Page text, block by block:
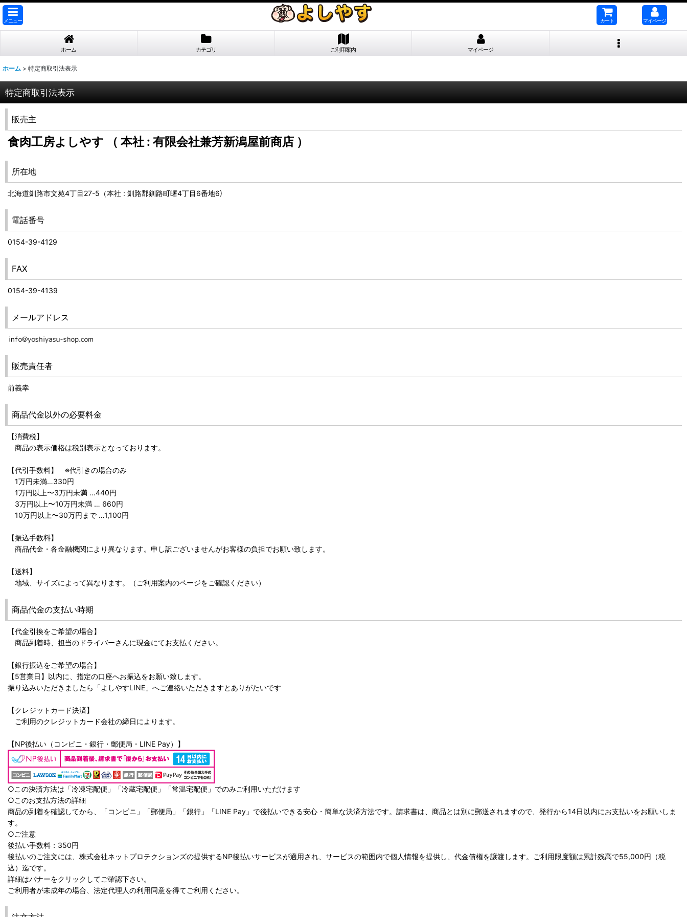
メニュー カート マイページ
ホーム カテゴリ ご利用案内 マイページ
ホーム > 特定商取引法表示
特定商取引法表示
販売主
食肉工房よしやす （ 本社 : 有限会社兼芳新潟屋前商店 ）
所在地
北海道釧路市文苑4丁目27-5（本社 : 釧路郡釧路町曙4丁目6番地6)
電話番号
0154-39-4129
FAX
0154-39-4139
メールアドレス
販売責任者
前義幸
商品代金以外の必要料金
【消費税】
商品の表示価格は税別表示となっております。
【代引手数料】 ※代引きの場合のみ
1万円未満…330円
1万円以上〜3万円未満 …440円
3万円以上〜10万円未満 … 660円
10万円以上〜30万円まで …1,100円
【振込手数料】
商品代金・各金融機関により異なります。申し訳ございませんがお客様の負担でお願い致します。
【送料】
地域、サイズによって異なります。（ご利用案内のページをご確認ください）
商品代金の支払い時期
【代金引換をご希望の場合】
商品到着時、担当のドライバーさんに現金にてお支払ください。
【銀行振込をご希望の場合】
【5営業日】以内に、指定の口座へお振込をお願い致します。
振り込みいただきましたら「よしやすLINE」へご連絡いただきますとありがたいです
【クレジットカード決済】
ご利用のクレジットカード会社の締日によります。
【NP後払い（コンビニ・銀行・郵便局・LINE Pay）】
○この決済方法は「冷凍宅配便」「冷蔵宅配便」「常温宅配便」でのみご利用いただけます
○このお支払方法の詳細
商品の到着を確認してから、「コンビニ」「郵便局」「銀行」「LINE Pay」で後払いできる安心・簡単な決済方法です。請求書は、商品とは別に郵送されますので、発行から14日以内にお支払いをお願いしま
す。
○ご注意
後払い手数料：350円
後払いのご注文には、株式会社ネットプロテクションズの提供するNP後払いサービスが適用され、サービスの範囲内で個人情報を提供し、代金債権を譲渡します。ご利用限度額は累計残高で55,000円（税
込）迄です。
詳細はバナーをクリックしてご確認下さい。
ご利用者が未成年の場合、法定代理人の利用同意を得てご利用ください。